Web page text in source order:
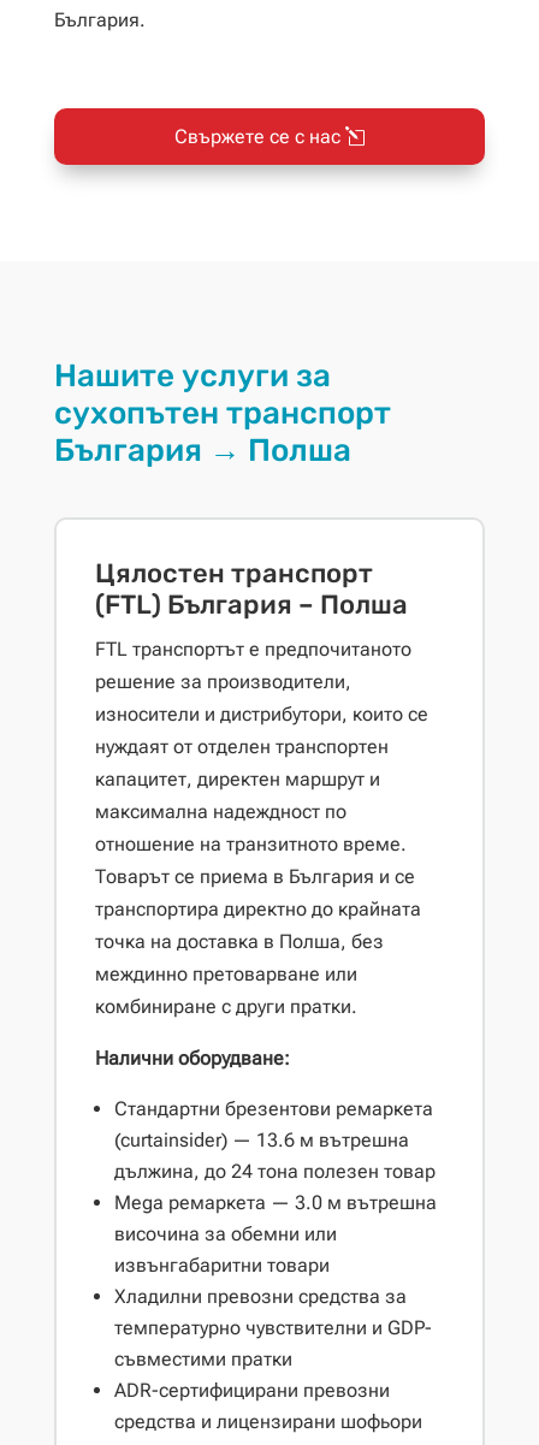
България.
Свържете се с нас
Нашите услуги за
сухопътен транспорт
България → Полша
Цялостен транспорт
(FTL) България – Полша
FTL транспортът е предпочитаното
решение за производители,
износители и дистрибутори, които се
нуждаят от отделен транспортен
капацитет, директен маршрут и
максимална надеждност по
отношение на транзитното време.
Товарът се приема в България и се
транспортира директно до крайната
точка на доставка в Полша, без
междинно претоварване или
комбиниране с други пратки.
Налични оборудване:
Стандартни брезентови ремаркета
(curtainsider) — 13.6 м вътрешна
дължина, до 24 тона полезен товар
Mega ремаркета — 3.0 м вътрешна
височина за обемни или
извънгабаритни товари
Хладилни превозни средства за
температурно чувствителни и GDP-
съвместими пратки
ADR-сертифицирани превозни
средства и лицензирани шофьори